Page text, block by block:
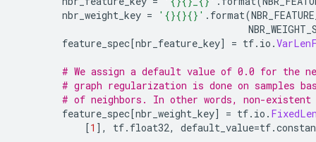
nbr_weight_key = '{}{}{}' . format(
feature_spec[nbr_feature_key] = tf. io .
# We assign a default value of 0.0 for the
# graph regularization is done on samples
# of neighbors. In other words, non-existent
feature_spec[nbr_weight_key] = tf. io .
[1 ], tf. float32, default_value=tf.